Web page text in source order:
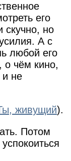
его
но
А с
любой его
о чём кино,
и не
живущий).
Потом